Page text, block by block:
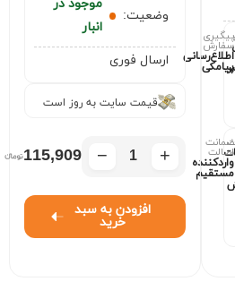
پیگیری
سفارش
اطلاع‌رسانی
پیامکی
ضمانت
اصالت
واردکننده
مستقیم
وضعیت:
موجود در
انبار
ارسال فوری
قیمت سایت به روز است
+
−
115,909
افزودن به سبد
خرید